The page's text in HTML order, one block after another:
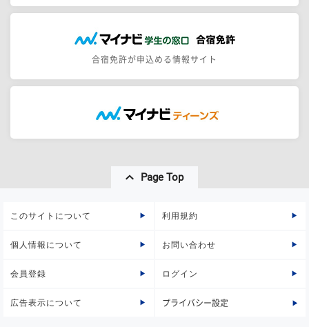
合宿免許が申込める情報サイト
Page Top
このサイトについて 利用規約
個人情報について お問い合わせ
会員登録 ログイン
広告表示について プライバシー設定